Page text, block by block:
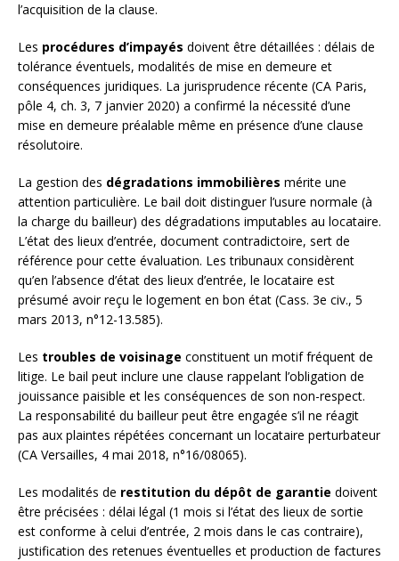
l’acquisition de la clause.
Les procédures d’impayés doivent être détaillées : délais de
tolérance éventuels, modalités de mise en demeure et
conséquences juridiques. La jurisprudence récente (CA Paris,
pôle 4, ch. 3, 7 janvier 2020) a confirmé la nécessité d’une
mise en demeure préalable même en présence d’une clause
résolutoire.
La gestion des dégradations immobilières mérite une
attention particulière. Le bail doit distinguer l’usure normale (à
la charge du bailleur) des dégradations imputables au locataire.
L’état des lieux d’entrée, document contradictoire, sert de
référence pour cette évaluation. Les tribunaux considèrent
qu’en l’absence d’état des lieux d’entrée, le locataire est
présumé avoir reçu le logement en bon état (Cass. 3e civ., 5
mars 2013, n°12-13.585).
Les troubles de voisinage constituent un motif fréquent de
litige. Le bail peut inclure une clause rappelant l’obligation de
jouissance paisible et les conséquences de son non-respect.
La responsabilité du bailleur peut être engagée s’il ne réagit
pas aux plaintes répétées concernant un locataire perturbateur
(CA Versailles, 4 mai 2018, n°16/08065).
Les modalités de restitution du dépôt de garantie doivent
être précisées : délai légal (1 mois si l’état des lieux de sortie
est conforme à celui d’entrée, 2 mois dans le cas contraire),
justification des retenues éventuelles et production de factures